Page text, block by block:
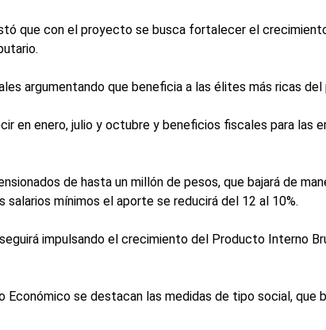
que con el proyecto se busca fortalecer el
argumentando que beneficia a las élites más ricas del
en enero, julio y octubre y beneficios fiscales para las
de hasta un millón de pesos, que bajará de
mínimos el aporte se reducirá del 12 al 10%.
impulsando el crecimiento del Producto Interno
se destacan las medidas de tipo social, que